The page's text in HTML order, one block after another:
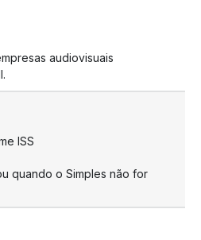
audiovisuais
ISS
quando o Simples não for